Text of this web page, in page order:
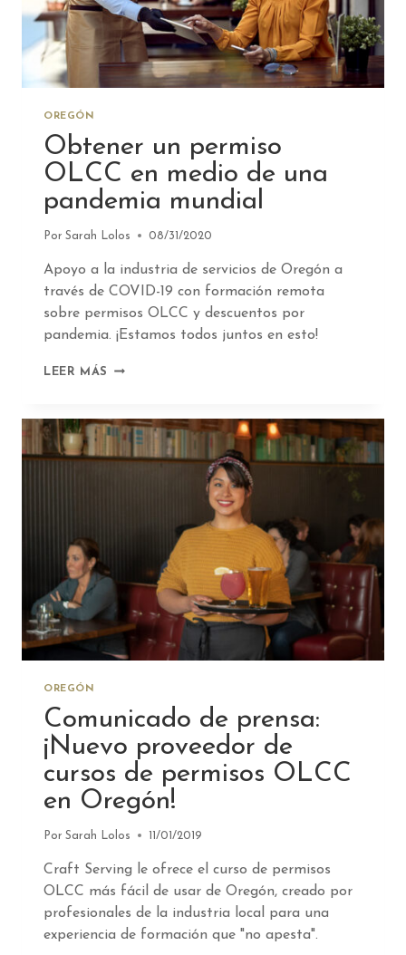
OREGÓN
Obtener un permiso
OLCC en medio de una
pandemia mundial
Por Sarah Lolos 08/31/2020
Apoyo a la industria de servicios de Oregón a
través de COVID-19 con formación remota
sobre permisos OLCC y descuentos por
pandemia. ¡Estamos todos juntos en esto!
LEER MÁS OBTENER
OLCC
EN
MEDIO
OREGÓN
Comunicado de prensa:
¡Nuevo proveedor de
cursos de permisos OLCC
en Oregón!
Por Sarah Lolos 11/01/2019
Craft Serving le ofrece el curso de permisos
OLCC más fácil de usar de Oregón, creado por
profesionales de la industria local para una
experiencia de formación que "no apesta".